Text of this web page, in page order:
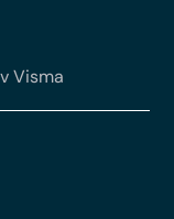
Visma